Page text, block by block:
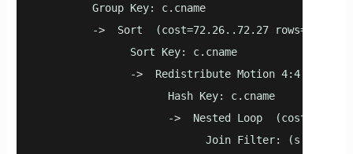
         Group Key: c.cname
->  Sort  (cost=72.26..72.27 rows=2
               Sort Key: c.cname
->  Redistribute Motion 4:4
                     Hash Key: c.cname
->  Nested Loop
Join Filter: (s.cid =